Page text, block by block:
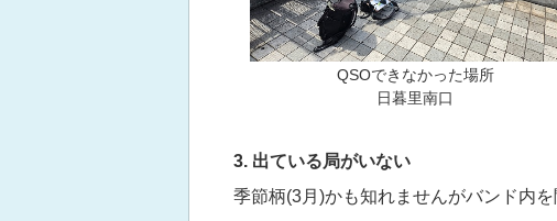
QSOできなかった場所
日暮里南口
3. 出ている局がいない
季節柄(3月)かも知れませんがバンド内